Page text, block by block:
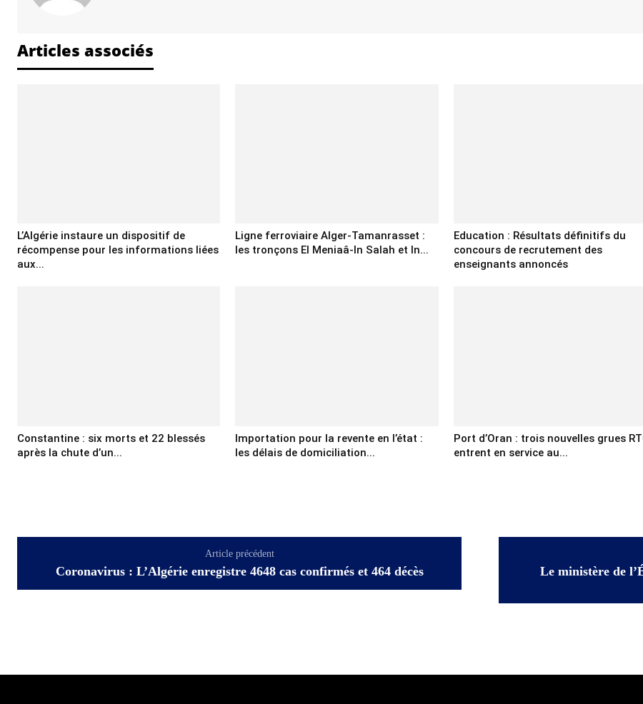
Articles associés
L’Algérie instaure un dispositif de
récompense pour les informations liées
aux...
Ligne ferroviaire Alger-Tamanrasset :
les tronçons El Meniaâ-In Salah et In...
Education : Résultats définitifs du
concours de recrutement des
enseignants annoncés
Constantine : six morts et 22 blessés
après la chute d’un...
Importation pour la revente en l’état :
les délais de domiciliation...
Port d’Oran : trois nouvelles grues
entrent en service au...
Article précédent
Coronavirus : L’Algérie enregistre 4648 cas confirmés et 464 décès
Le ministère de